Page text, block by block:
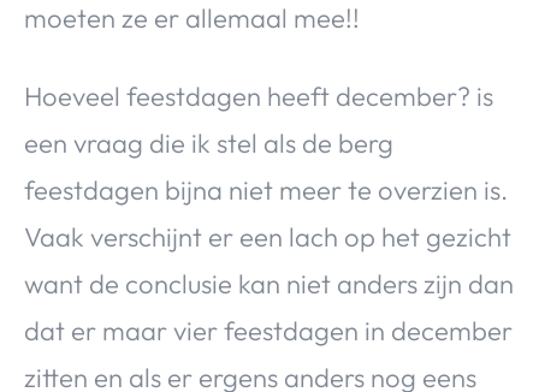
moeten ze er allemaal mee!!
Hoeveel feestdagen heeft december? is
een vraag die ik stel als de berg
feestdagen bijna niet meer te overzien is.
Vaak verschijnt er een lach op het gezicht
want de conclusie kan niet anders zijn dan
dat er maar vier feestdagen in december
zitten en als er ergens anders nog eens